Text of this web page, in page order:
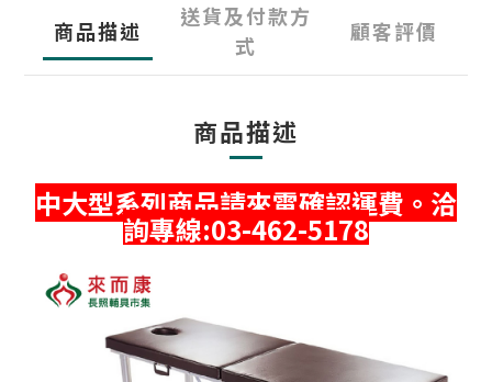
商品描述
送貨及付款方
式
顧客評價
商品描述
中大型系列商品請來電確認運費。洽
詢專線:03-462-5178